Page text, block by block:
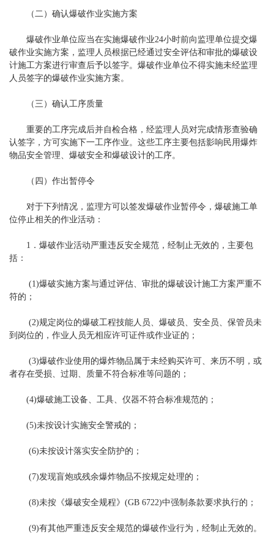
（二）确认爆破作业实施方案
爆破作业单位应当在实施爆破作业24小时前向监理单位提交爆
破作业实施方案，监理人员根据已经通过安全评估和审批的爆破设
计施工方案进行审查后予以签字。爆破作业单位不得实施未经监理
人员签字的爆破作业实施方案。
（三）确认工序质量
重要的工序完成后并自检合格，经监理人员对完成情形查验确
认签字，方可实施下一工序作业。这些工序主要包括影响民用爆炸
物品安全管理、爆破安全和爆破设计的工序。
（四）作出暂停令
对于下列情况，监理方可以签发爆破作业暂停令，爆破施工单
位停止相关的作业活动：
1．爆破作业活动严重违反安全规范，经制止无效的，主要包
括：
(1)爆破实施方案与通过评估、审批的爆破设计施工方案严重不
符的；
(2)规定岗位的爆破工程技能人员、爆破员、安全员、保管员未
到岗位的，作业人员无相应许可证件或作业证的；
(3)爆破作业使用的爆炸物品属于未经购买许可、来历不明，或
者存在受损、过期、质量不符合标准等问题的；
(4)爆破施工设备、工具、仪器不符合标准规范的；
(5)未按设计实施安全警戒的；
(6)未按设计落实安全防护的；
(7)发现盲炮或残余爆炸物品不按规定处理的；
(8)未按《爆破安全规程》(GB 6722)中强制条款要求执行的；
(9)有其他严重违反安全规范的爆破作业行为，经制止无效的。